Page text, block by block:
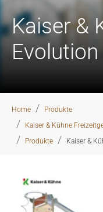
Kaiser &
Evolution
Home
Produkte
Kaiser & Kühne
Produkte
Kaiser &